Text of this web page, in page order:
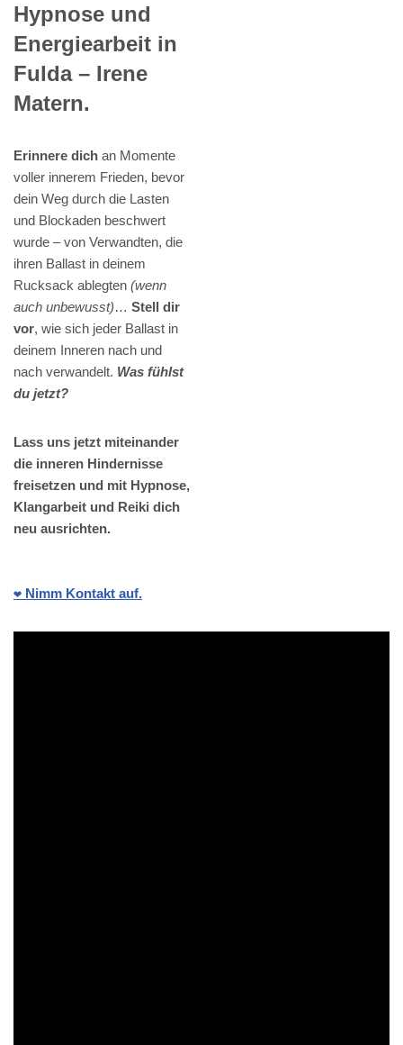
Hypnose und
Energiearbeit in
Fulda – Irene
Matern.
Erinnere dich an Momente
voller innerem Frieden, bevor
dein Weg durch die Lasten
und Blockaden beschwert
wurde – von Verwandten, die
ihren Ballast in deinem
Rucksack ablegten (wenn
auch unbewusst)… Stell dir
vor, wie sich jeder Ballast in
deinem Inneren nach und
nach verwandelt. Was fühlst
du jetzt?
Lass uns jetzt miteinander
die inneren Hindernisse
freisetzen und mit Hypnose,
Klangarbeit und Reiki dich
neu ausrichten.
❤️ Nimm Kontakt auf.